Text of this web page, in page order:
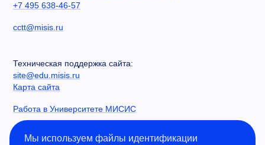
+7 495 638-46-57
cctt@misis.ru
Техническая поддержка сайта:
site@edu.misis.ru
Карта сайта
Работа в Университете МИСИС
Сведения об образовательной организации
Мы используем файлы идентификации